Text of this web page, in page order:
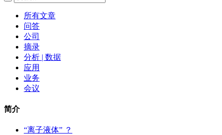
所有文章
问答
公司
摘录
分析 | 数据
应用
业务
会议
简介
“离子液体” ？